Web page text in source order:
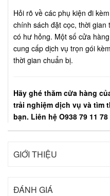
Hỏi rõ về các phụ kiện đi
chính sách đặt cọc, thời
có hư hỏng. Một số cửa
cung cấp dịch vụ trọn gói
thời gian chuẩn bị.
Hãy ghé thăm cửa hàng
trải nghiệm dịch vụ và tìm
bạn. Liên hệ O938 79 11 78
GIỚI THIỆU
ĐÁNH GIÁ